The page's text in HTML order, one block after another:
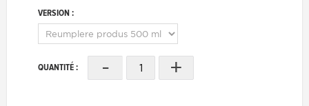
VERSION :
QUANTITÉ : - +